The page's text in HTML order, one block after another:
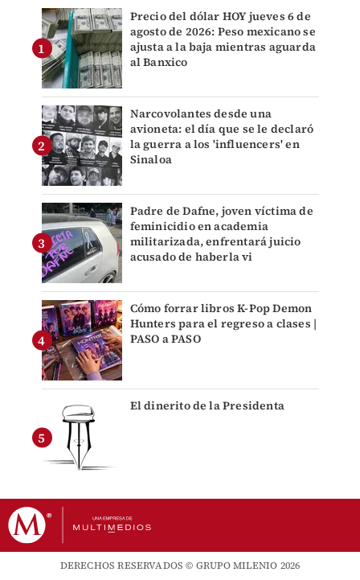
Precio del dólar HOY jueves 6 de
agosto de 2026: Peso mexicano se
ajusta a la baja mientras aguarda
al Banxico
Narcovolantes desde una
avioneta: el día que se le declaró
la guerra a los 'influencers' en
Sinaloa
Padre de Dafne, joven víctima de
feminicidio en academia
militarizada, enfrentará juicio
acusado de haberla vi
Cómo forrar libros K-Pop Demon
Hunters para el regreso a clases |
PASO a PASO
El dinerito de la Presidenta
DERECHOS RESERVADOS © GRUPO MILENIO 2026